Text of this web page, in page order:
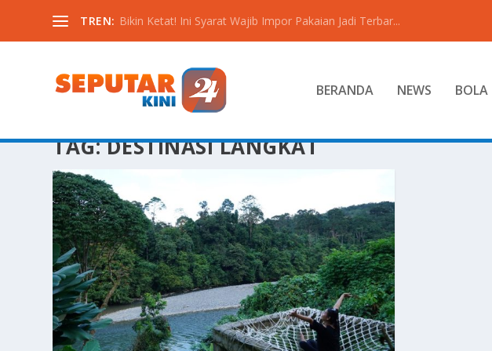
TREN: Bikin Ketat! Ini Syarat Wajib Impor Pakaian Jadi Terbar...
BERANDA NEWS BOLA
TAG:DESTINASI LANGKAT